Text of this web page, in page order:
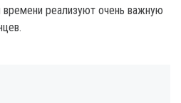
реализуют очень важную